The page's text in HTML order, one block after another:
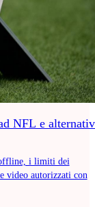
NFL e
i limiti dei
video autorizzati con